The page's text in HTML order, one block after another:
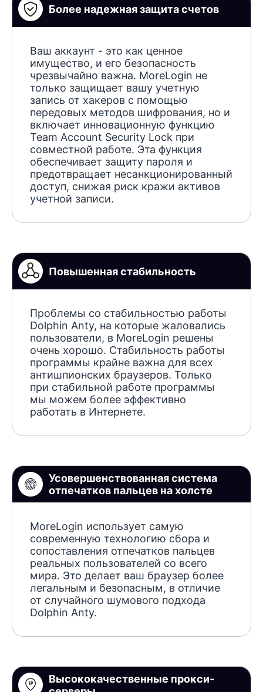
Более надежная защита счетов
Ваш аккаунт - это как ценное
имущество, и его безопасность
чрезвычайно важна. MoreLogin не
только защищает вашу учетную
запись от хакеров с помощью
передовых методов шифрования, но и
включает инновационную функцию
Team Account Security Lock при
совместной работе. Эта функция
обеспечивает защиту пароля и
предотвращает несанкционированный
доступ, снижая риск кражи активов
учетной записи.
Повышенная стабильность
Проблемы со стабильностью работы
Dolphin Anty, на которые жаловались
пользователи, в MoreLogin решены
очень хорошо. Стабильность работы
программы крайне важна для всех
антишпионских браузеров. Только
при стабильной работе программы
мы можем более эффективно
работать в Интернете.
Усовершенствованная система
отпечатков пальцев на холсте
MoreLogin использует самую
современную технологию сбора и
сопоставления отпечатков пальцев
реальных пользователей со всего
мира. Это делает ваш браузер более
легальным и безопасным, в отличие
от случайного шумового подхода
Dolphin Anty.
Высококачественные прокси-